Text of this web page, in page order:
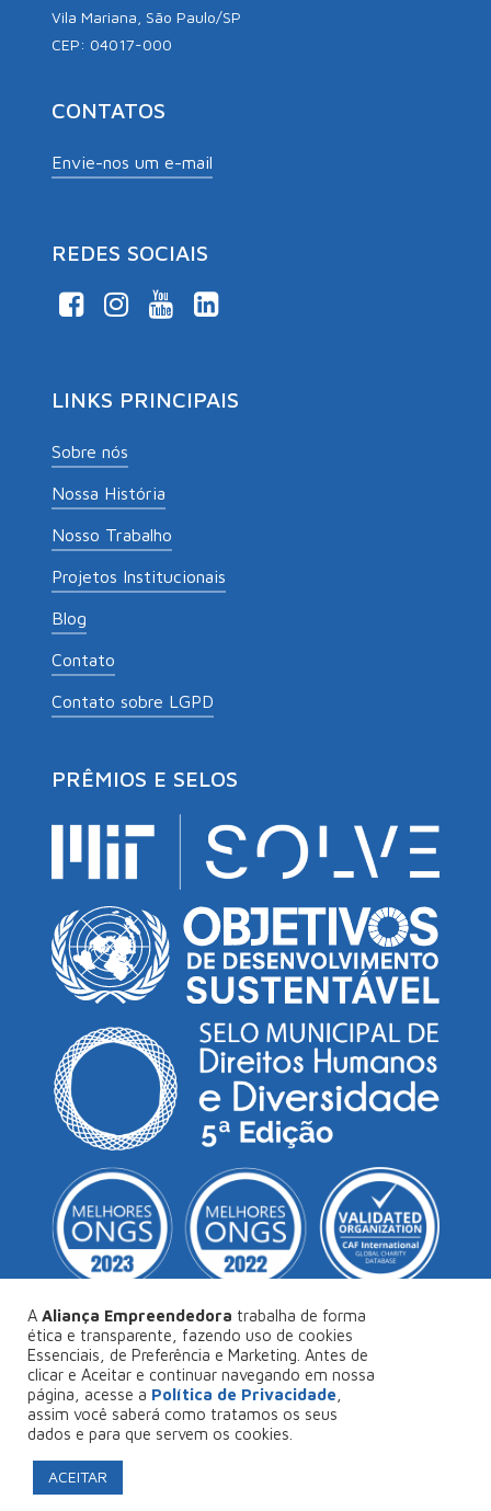
Vila Mariana, São Paulo/SP
CEP: 04017-000
CONTATOS
Envie-nos um e-mail
REDES SOCIAIS
LINKS PRINCIPAIS
Sobre nós
Nossa História
Nosso Trabalho
Projetos Institucionais
Blog
Contato
Contato sobre LGPD
PRÊMIOS E SELOS
FAÇA SEU PROJETO CONOSCO
© Copyright 2026Aliança Empreendedora
Desenvolvido porCollabs
Política de Privacidade
A Aliança Empreendedora trabalha de forma
ética e transparente, fazendo uso de cookies
Essenciais, de Preferência e Marketing. Antes de
clicar e Aceitar e continuar navegando em nossa
página, acesse a Política de Privacidade
assim você saberá como tratamos os seus
dados e para que servem os cookies.
ACEITAR